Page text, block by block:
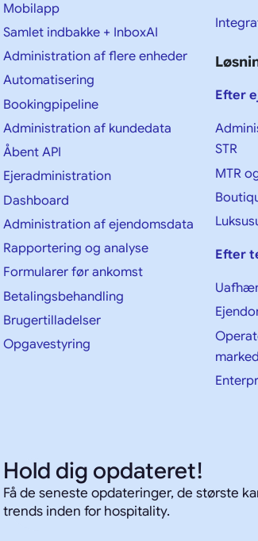
Mobilapp
Samlet indbakke + InboxAI
Administration af flere enheder
Automatisering
Bookingpipeline
Administration af kundedata
Åbent API
Ejeradministration
Dashboard
Administration af ejendomsdata
Rapportering og analyse
Formularer før ankomst
Betalingsbehandling
Brugertilladelser
Opgavestyring
Efter
STR
MTR
Efter
Hold dig opdateret!
Få de seneste opdateringer, de største
trends inden for hospitality.